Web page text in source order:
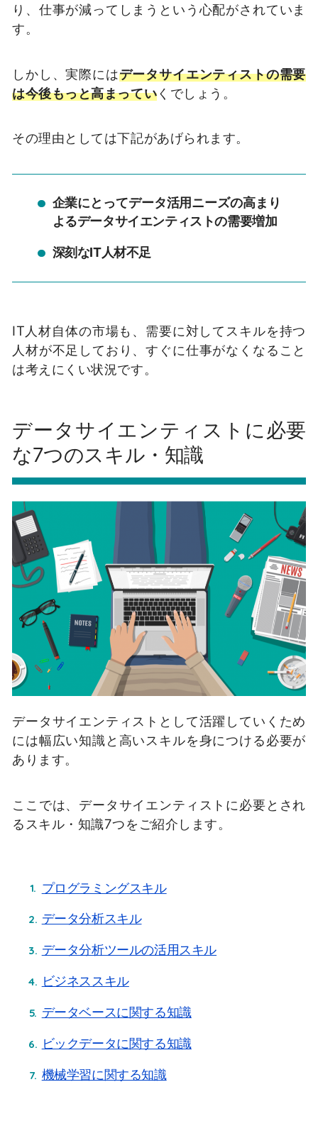
り、仕事が減ってしまうという心配がされていま
す。
しかし、実際にはデータサイエンティストの需要
は今後もっと高まっていくでしょう。
その理由としては下記があげられます。
企業にとってデータ活用ニーズの高まり
よるデータサイエンティストの需要増加
深刻なIT人材不足
IT 人材自体の市場も、需要に対してスキルを持つ
人材が不足しており、すぐに仕事がなくなること
は考えにくい状況です。
データサイエンティストに必要
な7つのスキル・知識
データサイエンティストとして活躍していくため
には幅広い知識と高いスキルを身につける必要が
あります。
ここでは、データサイエンティストに必要とされ
るスキル・知識7つをご紹介します。
プログラミングスキル
データ分析スキル
データ分析ツールの活用スキル
ビジネススキル
データベースに関する知識
ビックデータに関する知識
機械学習に関する知識